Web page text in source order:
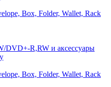
Box, Folder, Wallet, Rack
DVD+-R,RW и аксессуары
Box, Folder, Wallet, Rack